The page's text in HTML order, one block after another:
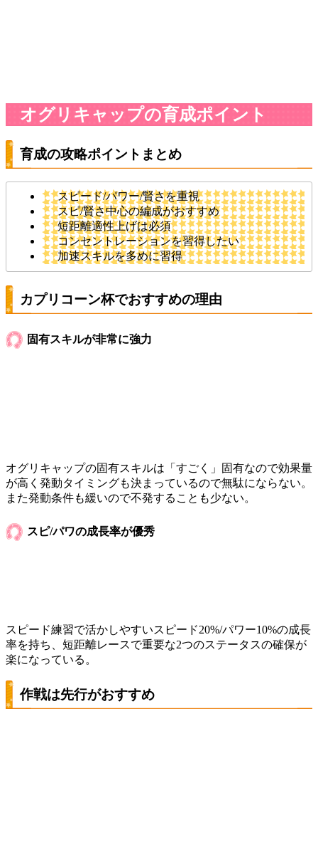
オグリキャップの育成ポイント
育成の攻略ポイントまとめ
スピード/パワー/賢さを重視
スピ/賢さ中心の編成がおすすめ
短距離適性上げは必須
コンセントレーションを習得したい
加速スキルを多めに習得
カプリコーン杯でおすすめの理由
固有スキルが非常に強力
オグリキャップの固有スキルは「すごく」固有なので効果量
が高く発動タイミングも決まっているので無駄にならない。
また発動条件も緩いので不発することも少ない。
スピ/パワの成長率が優秀
スピード練習で活かしやすいスピード20%/パワー10%の成長
率を持ち、短距離レースで重要な2つのステータスの確保が
楽になっている。
作戦は先行がおすすめ